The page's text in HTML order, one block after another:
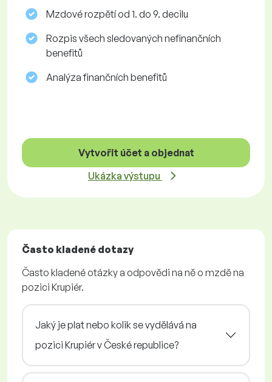
Mzdové rozpětí od 1. do 9. decilu
Rozpis všech sledovaných nefinančních
benefitů
Analýza finančních benefitů
Vytvořit účet a objednat
Ukázka výstupu
Často kladené dotazy
Často kladené otázky a odpovědi na ně o mzdě na
pozici Krupiér.
Jaký je plat nebo kolik se vydělává na
pozici Krupiér v České republice?